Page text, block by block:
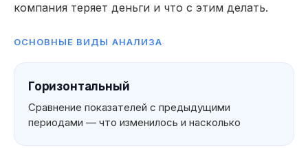
компания теряет деньги и что с этим делать.
ОСНОВНЫЕ ВИДЫ АНАЛИЗА
Горизонтальный
Сравнение показателей с предыдущими
периодами — что изменилось и насколько